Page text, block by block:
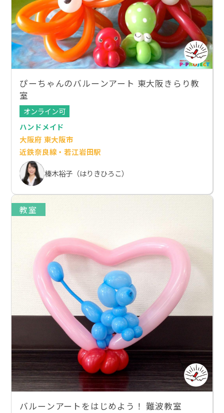
ぴーちゃんのバルーンアート 東大阪きらり教
室
オンライン可
ハンドメイド
大阪府 東大阪市
近鉄奈良線・若江岩田駅
榛木裕子（はりきひろこ）
教室
バルーンアートをはじめよう！ 難波教室